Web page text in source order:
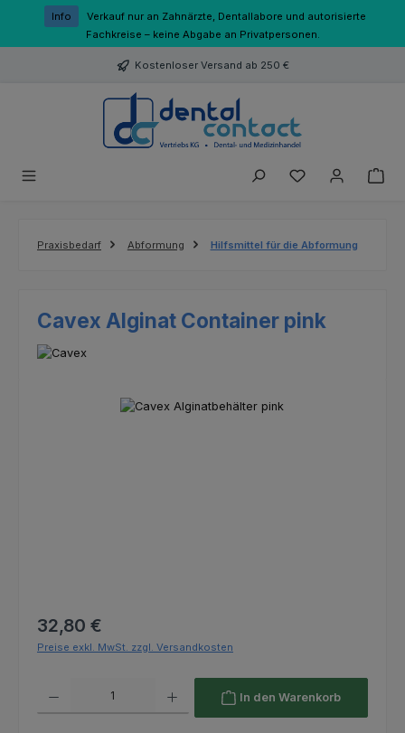
Zum Hauptinhalt springen
Info
Verkauf nur an Zahnärzte, Dentallabore und autorisierte
Fachkreise – keine Abgabe an Privatpersonen.
Kostenloser Versand ab 250 €
Du hast 0
Praxisbedarf Abformung Hilfsmittel für die Abformung
Cavex Alginat Container pink
Bildergalerie überspringen
Regulärer Preis:
32,80 €
Preise exkl. MwSt. zzgl. Versandkosten
In den Warenkorb